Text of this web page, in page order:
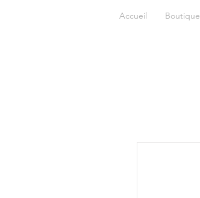
Accueil Boutique